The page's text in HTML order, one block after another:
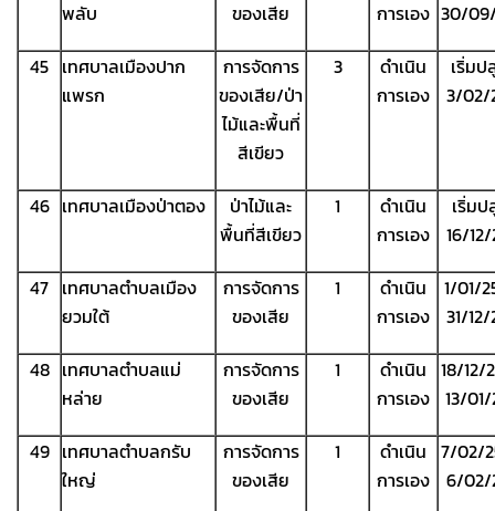
พลับ
ของเสีย
การเอง 30/
45 เทศบาลเมืองปาก
แพรก
การจัดการ
ของเสีย/ป่า
ไม้และพื้นที่
สีเขียว
3
ดำเนิน
การเอง
เริ่ม
3/02/
46 เทศบาลเมืองป่าตอง
ป่าไม้และ
พื้นที่สีเขียว
1
ดำเนิน
การเอง
เริ่ม
16/
47 เทศบาลตำบลเมือง
ยวมใต้
การจัดการ
ของเสีย
1
ดำเนิน
การเอง
1/01/
31/
48 เทศบาลตำบลแม่
หล่าย
การจัดการ
ของเสีย
1
ดำเนิน
การเอง
18/12/
13/
49 เทศบาลตำบลกรับ
ใหญ่
การจัดการ
ของเสีย
1
ดำเนิน
การเอง
7/02/
6/02/